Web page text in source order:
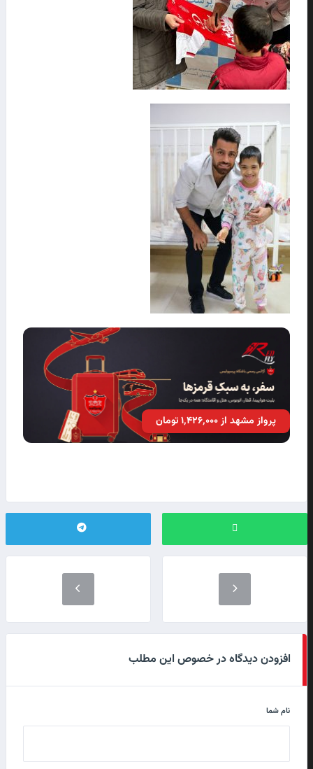
پرواز مشهد از ۱٬۴۲۶٬۰۰۰ تومان
افزودن دیدگاه در خصوص این مطلب
نام شما